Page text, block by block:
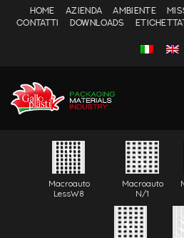
HOME AZIENDA AMBIENTE
CONTATTI
DOWNLOADS
Macroauto
LessW8
Macroauto
N/1